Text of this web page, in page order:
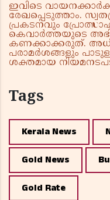
ഇവിടെ
രേഖപ്പെടുത്താം.
പ്രകടനവും
കെവാർത്തയുടെ
കണക്കാക്കരുത്.
പരാമർശങ്ങളും
ശക്തമായ
Tags
Kerala News
Gold News
Gold Rate